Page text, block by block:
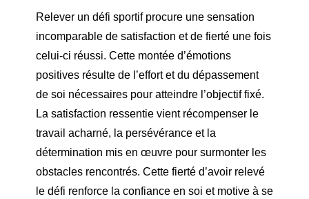
Relever un défi sportif procure une sensation
incomparable de satisfaction et de fierté une fois
celui-ci réussi. Cette montée d’émotions
positives résulte de l’effort et du dépassement
de soi nécessaires pour atteindre l’objectif fixé.
La satisfaction ressentie vient récompenser le
travail acharné, la persévérance et la
détermination mis en œuvre pour surmonter les
obstacles rencontrés. Cette fierté d’avoir relevé
le défi renforce la confiance en soi et motive à se